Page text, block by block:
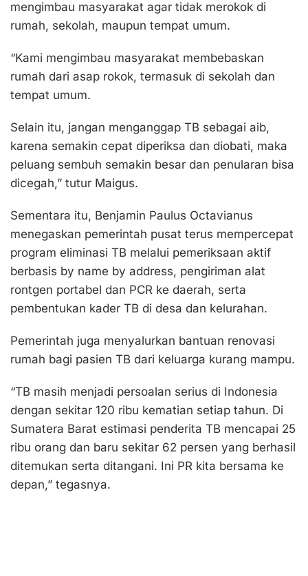
mengimbau masyarakat agar tidak merokok di
rumah, sekolah, maupun tempat umum.
“Kami mengimbau masyarakat membebaskan
rumah dari asap rokok, termasuk di sekolah dan
tempat umum.
Selain itu, jangan menganggap TB sebagai aib,
karena semakin cepat diperiksa dan diobati, maka
peluang sembuh semakin besar dan penularan bisa
dicegah,” tutur Maigus.
Sementara itu, Benjamin Paulus Octavianus
menegaskan pemerintah pusat terus mempercepat
program eliminasi TB melalui pemeriksaan aktif
berbasis by name by address, pengiriman alat
rontgen portabel dan PCR ke daerah, serta
pembentukan kader TB di desa dan kelurahan.
Pemerintah juga menyalurkan bantuan renovasi
rumah bagi pasien TB dari keluarga kurang mampu.
“TB masih menjadi persoalan serius di Indonesia
dengan sekitar 120 ribu kematian setiap tahun. Di
Sumatera Barat estimasi penderita TB mencapai 25
ribu orang dan baru sekitar 62 persen yang berhasil
ditemukan serta ditangani. Ini PR kita bersama ke
depan,” tegasnya.